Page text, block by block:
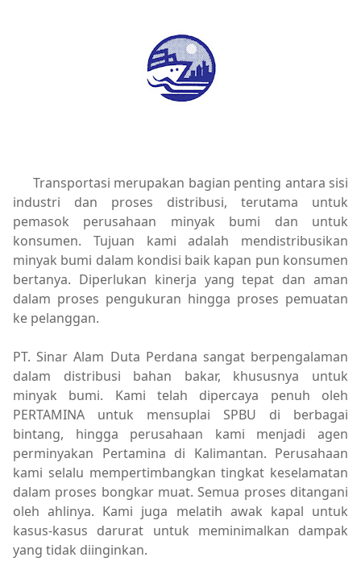
Transportasi merupakan bagian penting antara sisi
industri dan proses distribusi, terutama untuk
pemasok perusahaan minyak bumi dan untuk
konsumen. Tujuan kami adalah mendistribusikan
minyak bumi dalam kondisi baik kapan pun konsumen
bertanya. Diperlukan kinerja yang tepat dan aman
dalam proses pengukuran hingga proses pemuatan
ke pelanggan.
PT. Sinar Alam Duta Perdana sangat berpengalaman
dalam distribusi bahan bakar, khususnya untuk
minyak bumi. Kami telah dipercaya penuh oleh
PERTAMINA untuk mensuplai SPBU di berbagai
bintang, hingga perusahaan kami menjadi agen
perminyakan Pertamina di Kalimantan. Perusahaan
kami selalu mempertimbangkan tingkat keselamatan
dalam proses bongkar muat. Semua proses ditangani
oleh ahlinya. Kami juga melatih awak kapal untuk
kasus-kasus darurat untuk meminimalkan dampak
yang tidak diinginkan.